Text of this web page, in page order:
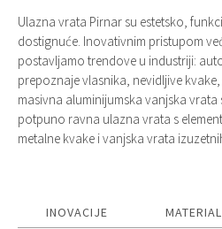
Ulazna vrata Pirnar su estetsko,
dostignuće. Inovativnim pristupom
postavljamo trendove u industriji:
prepoznaje vlasnika, nevidljive
masivna aluminijumska vanjska
potpuno ravna ulazna vrata s
metalne kvake i vanjska vrata
INOVACIJE